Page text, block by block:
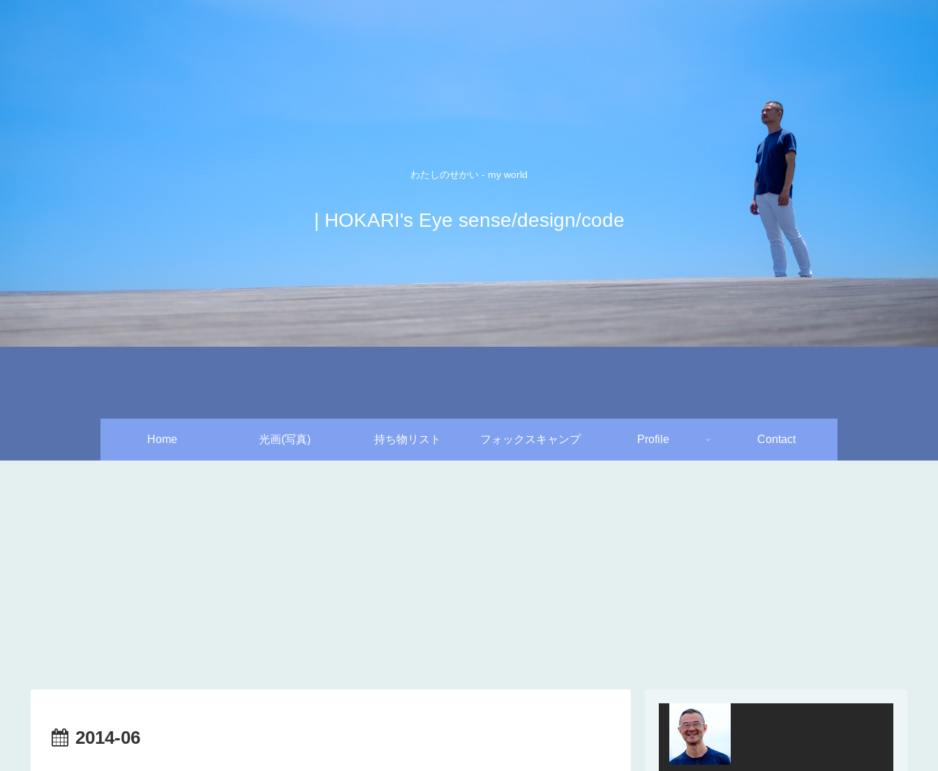
わたしのせかい - my world
| HOKARI's Eye sense/design/code
Home 光画(写真) 持ち物リスト フォックスキャンプ Profile Contact
2014-06